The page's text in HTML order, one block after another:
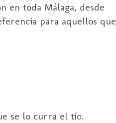
en toda Málaga, desde
para aquellos que
se lo curra el tío.